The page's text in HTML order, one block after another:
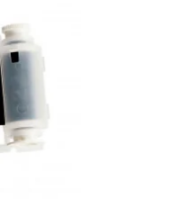
So sánh Brother PT-E300VP
và PT-E310BTVP